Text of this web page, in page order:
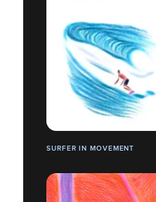
SURFER IN MOVEMENT